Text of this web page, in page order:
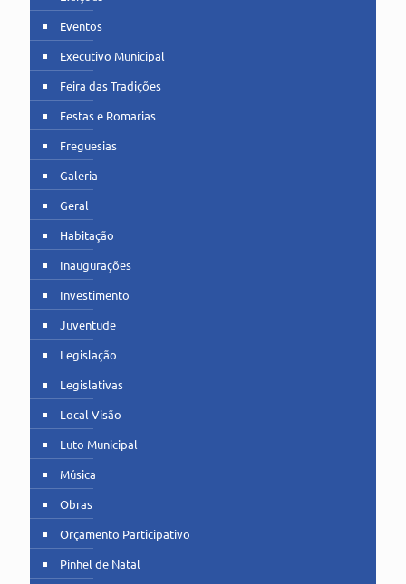
Eventos
Executivo Municipal
Feira das Tradições
Festas e Romarias
Freguesias
Galeria
Geral
Habitação
Inaugurações
Investimento
Juventude
Legislação
Legislativas
Local Visão
Luto Municipal
Música
Obras
Orçamento Participativo
Pinhel de Natal